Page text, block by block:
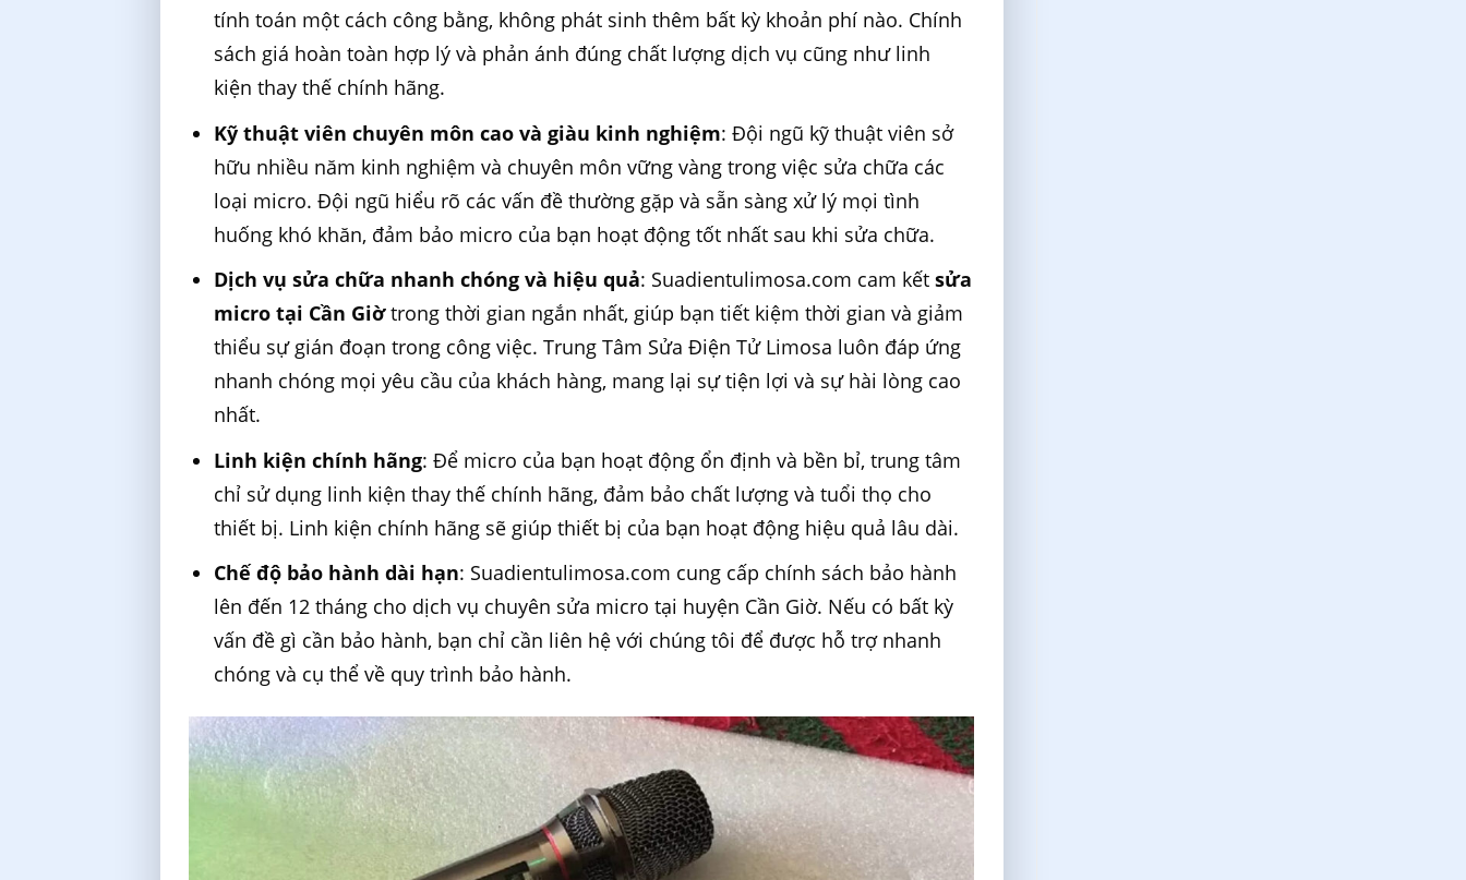
tính toán một cách công bằng, không phát sinh thêm bất kỳ khoản phí nào. Chính
sách giá hoàn toàn hợp lý và phản ánh đúng chất lượng dịch vụ cũng như linh
kiện thay thế chính hãng.
Kỹ thuật viên chuyên môn cao và giàu kinh nghiệm: Đội ngũ kỹ thuật viên sở
hữu nhiều năm kinh nghiệm và chuyên môn vững vàng trong việc sửa chữa các
loại micro. Đội ngũ hiểu rõ các vấn đề thường gặp và sẵn sàng xử lý mọi tình
huống khó khăn, đảm bảo micro của bạn hoạt động tốt nhất sau khi sửa chữa.
Dịch vụ sửa chữa nhanh chóng và hiệu quả: Suadientulimosa.com cam kếtsửa
micro tại Cần Giờtrong thời gian ngắn nhất, giúp bạn tiết kiệm thời gian và giảm
thiểu sự gián đoạn trong công việc. Trung Tâm Sửa Điện Tử Limosa luôn đáp ứng
nhanh chóng mọi yêu cầu của khách hàng, mang lại sự tiện lợi và sự hài lòng cao
nhất.
Linh kiện chính hãng: Để micro của bạn hoạt động ổn định và bền bỉ, trung tâm
chỉ sử dụng linh kiện thay thế chính hãng, đảm bảo chất lượng và tuổi thọ cho
thiết bị. Linh kiện chính hãng sẽ giúp thiết bị của bạn hoạt động hiệu quả lâu dài.
Chế độ bảo hành dài hạn: Suadientulimosa.com cung cấp chính sách bảo hành
lên đến 12 tháng cho dịch vụ chuyên sửa micro tại huyện Cần Giờ. Nếu có bất kỳ
vấn đề gì cần bảo hành, bạn chỉ cần liên hệ với chúng tôi để được hỗ trợ nhanh
chóng và cụ thể về quy trình bảo hành.